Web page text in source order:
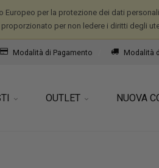
per la protezione dei dati
per non ledere i diritti degli
Modalità di Pagamento Modalità
OUTLET NUOVA